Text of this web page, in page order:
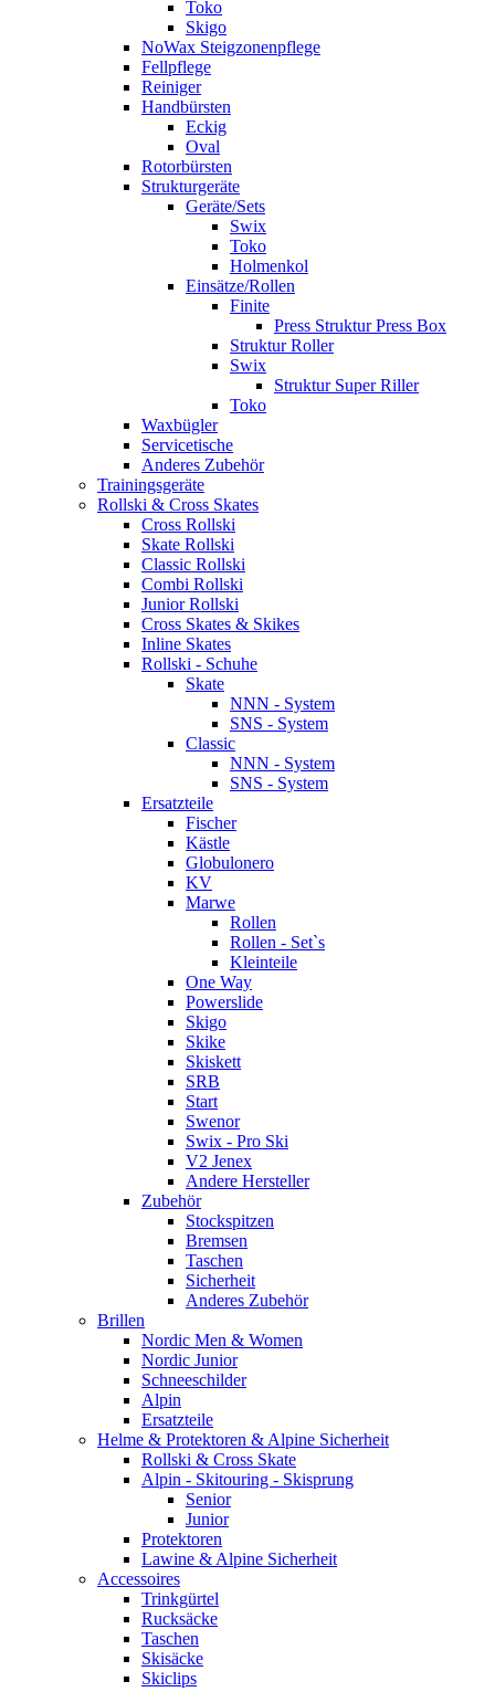
Toko
Skigo
NoWax Steigzonenpflege
Fellpflege
Reiniger
Handbürsten
Eckig
Oval
Rotorbürsten
Strukturgeräte
Geräte/Sets
Swix
Toko
Holmenkol
Einsätze/Rollen
Finite
Press Struktur Press Box
Struktur Roller
Swix
Struktur Super Riller
Toko
Waxbügler
Servicetische
Anderes Zubehör
Trainingsgeräte
Rollski & Cross Skates
Cross Rollski
Skate Rollski
Classic Rollski
Combi Rollski
Junior Rollski
Cross Skates & Skikes
Inline Skates
Rollski - Schuhe
Skate
NNN - System
SNS - System
Classic
NNN - System
SNS - System
Ersatzteile
Fischer
Kästle
Globulonero
KV
Marwe
Rollen
Rollen - Set`s
Kleinteile
One Way
Powerslide
Skigo
Skike
Skiskett
SRB
Start
Swenor
Swix - Pro Ski
V2 Jenex
Andere Hersteller
Zubehör
Stockspitzen
Bremsen
Taschen
Sicherheit
Anderes Zubehör
Brillen
Nordic Men & Women
Nordic Junior
Schneeschilder
Alpin
Ersatzteile
Helme & Protektoren & Alpine Sicherheit
Rollski & Cross Skate
Alpin - Skitouring - Skisprung
Senior
Junior
Protektoren
Lawine & Alpine Sicherheit
Accessoires
Trinkgürtel
Rucksäcke
Taschen
Skisäcke
Skiclips